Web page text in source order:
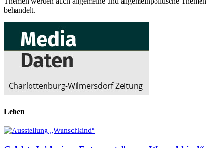
behandelt.
Leben